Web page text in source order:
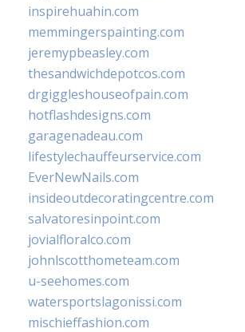
inspirehuahin.com
memmingerspainting.com
jeremypbeasley.com
thesandwichdepotcos.com
drgiggleshouseofpain.com
hotflashdesigns.com
garagenadeau.com
lifestylechauffeurservice.com
EverNewNails.com
insideoutdecoratingcentre.com
salvatoresinpoint.com
jovialfloralco.com
johnlscotthometeam.com
u-seehomes.com
watersportslagonissi.com
mischieffashion.com